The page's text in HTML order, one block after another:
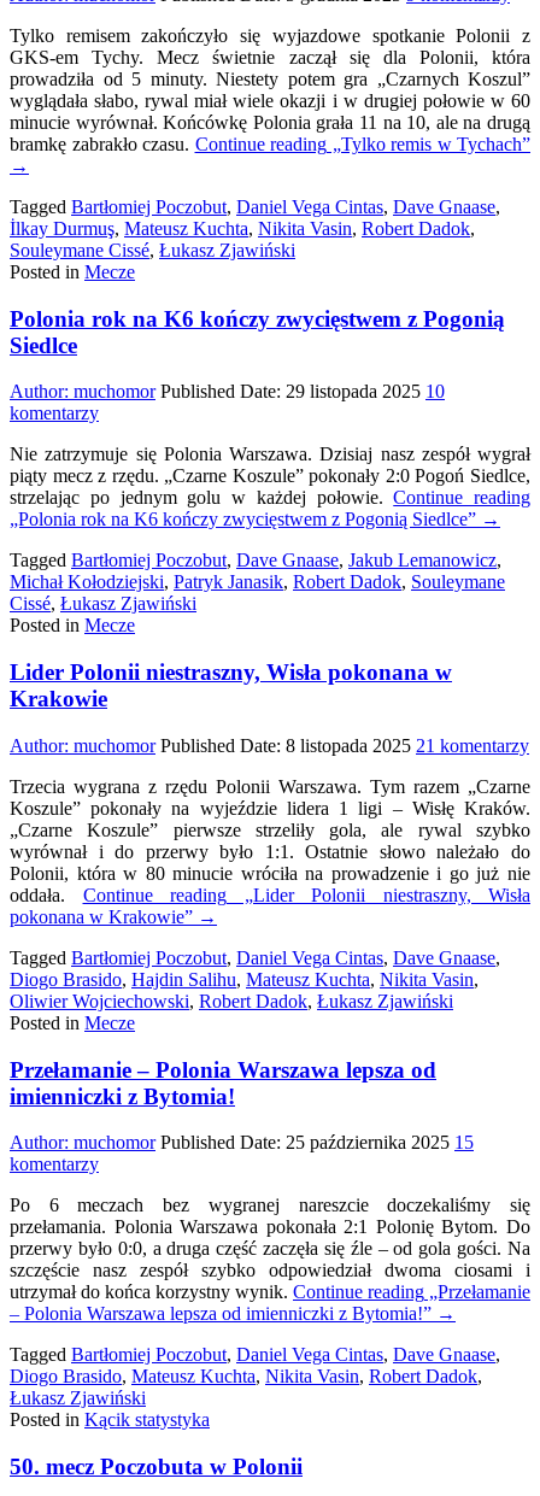
w
Tylko remisem zakończyło się wyjazdowe spotkanie Polonii z
GKS-em Tychy. Mecz świetnie zaczął się dla Polonii, która
prowadziła od 5 minuty. Niestety potem gra „Czarnych Koszul”
wyglądała słabo, rywal miał wiele okazji i w drugiej połowie w 60
minucie wyrównał. Końcówkę Polonia grała 11 na 10, ale na drugą
bramkę zabrakło czasu. Continue reading „Tylko remis w Tychach”
→
Tagged Bartłomiej Poczobut, Daniel Vega Cintas, Dave Gnaase,
İlkay Durmuş, Mateusz Kuchta, Nikita Vasin, Robert Dadok,
Souleymane Cissé, Łukasz Zjawiński
Posted in Mecze
Polonia rok na K6 kończy zwycięstwem z Pogonią
Siedlce
Author: muchomor Published Date: 29 listopada 2025 10
komentarzydo
rok
na
K6
kończy
z
Pogonią
Siedlce
Nie zatrzymuje się Polonia Warszawa. Dzisiaj nasz zespół wygrał
piąty mecz z rzędu. „Czarne Koszule” pokonały 2:0 Pogoń Siedlce,
strzelając po jednym golu w każdej połowie.Continue reading
„Polonia rok na K6 kończy zwycięstwem z Pogonią Siedlce” →
Tagged Bartłomiej Poczobut, Dave Gnaase, Jakub Lemanowicz,
Michał Kołodziejski, Patryk Janasik, Robert Dadok, Souleymane
Cissé, Łukasz Zjawiński
Posted in Mecze
Lider Polonii niestraszny, Wisła pokonana w
Krakowie
Author: muchomor Published Date: 8 listopada 2025 21 komentarzy
Trzecia wygrana z rzędu Polonii Warszawa. Tym razem „Czarne
Koszule” pokonały na wyjeździe lidera 1 ligi – Wisłę Kraków.
„Czarne Koszule” pierwsze strzeliły gola, ale rywal szybko
wyrównał i do przerwy było 1:1. Ostatnie słowo należało do
Polonii, która w 80 minucie wróciła na prowadzenie i go już nie
oddała. Continue reading „Lider Polonii niestraszny, Wisła
pokonana w Krakowie” →
Tagged Bartłomiej Poczobut, Daniel Vega Cintas, Dave Gnaase,
Diogo Brasido, Hajdin Salihu, Mateusz Kuchta, Nikita Vasin,
Oliwier Wojciechowski, Robert Dadok, Łukasz Zjawiński
Posted in Mecze
Przełamanie – Polonia Warszawa lepsza od
imienniczki z Bytomia!
Author: muchomor Published Date: 25 października 2025 15
komentarzydo
–
Polonia
Warszawa
lepsza
od
imienniczki
Bytomia!
Po 6 meczach bez wygranej nareszcie doczekaliśmy się
przełamania. Polonia Warszawa pokonała 2:1 Polonię Bytom. Do
przerwy było 0:0, a druga część zaczęła się źle – od gola gości. Na
szczęście nasz zespół szybko odpowiedział dwoma ciosami i
utrzymał do końca korzystny wynik. Continue reading „Przełamanie
– Polonia Warszawa lepsza od imienniczki z Bytomia!” →
Tagged Bartłomiej Poczobut, Daniel Vega Cintas, Dave Gnaase,
Diogo Brasido, Mateusz Kuchta, Nikita Vasin, Robert Dadok,
Łukasz Zjawiński
Posted in Kącik statystyka
50. mecz Poczobuta w Polonii